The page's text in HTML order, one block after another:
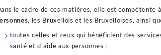
le cadre de ces matières, elle est compétente à
, les Bruxellois et les Bruxelloises, ainsi
toutes celles et ceux qui bénéficient des
santé et d’aide aux personnes ;